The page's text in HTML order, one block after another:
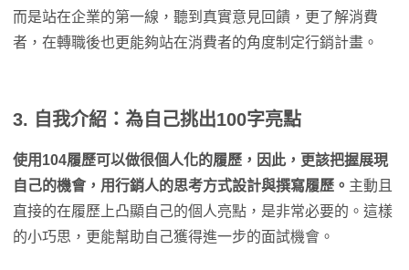
而是站在企業的第一線，聽到真實意見回饋，更了解消費
者，在轉職後也更能夠站在消費者的角度制定行銷計畫。
3. 自我介紹：為自己挑出100字亮點
使用104履歷可以做很個人化的履歷，因此，更該把握展現
自己的機會，用行銷人的思考方式設計與撰寫履歷。 主動且
直接的在履歷上凸顯自己的個人亮點，是非常必要的。這樣
的小巧思，更能幫助自己獲得進一步的面試機會。